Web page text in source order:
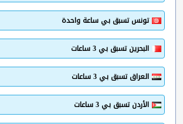
تونس تسبق بي ساعة واحدة
البحرين تسبق بي 3 ساعات
العراق تسبق بي 3 ساعات
الأردن تسبق بي 3 ساعات